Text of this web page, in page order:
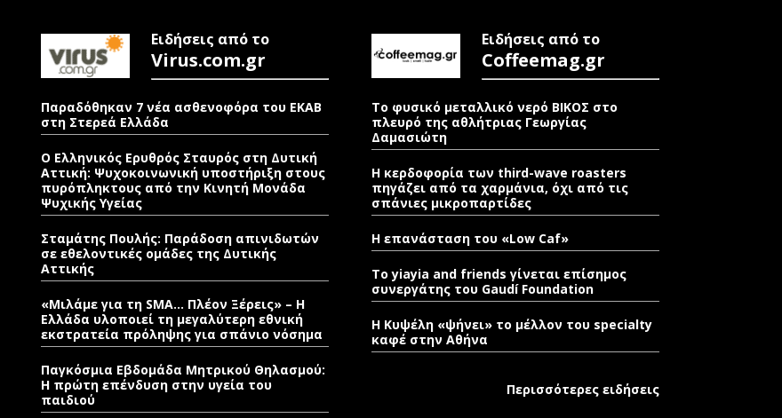
Ειδήσεις από το
Virus.com.gr
Παραδόθηκαν 7 νέα ασθενοφόρα του ΕΚΑΒ
στη Στερεά Ελλάδα
Ο Ελληνικός Ερυθρός Σταυρός στη Δυτική
Αττική: Ψυχοκοινωνική υποστήριξη στους
πυρόπληκτους από την Κινητή Μονάδα
Ψυχικής Υγείας
Σταμάτης Πουλής: Παράδοση απινιδωτών
σε εθελοντικές ομάδες της Δυτικής
Αττικής
«Μιλάμε για τη SMA… Πλέον Ξέρεις» – Η
Ελλάδα υλοποιεί τη μεγαλύτερη εθνική
εκστρατεία πρόληψης για σπάνιο νόσημα
Παγκόσμια Εβδομάδα Μητρικού Θηλασμού:
Η πρώτη επένδυση στην υγεία του
παιδιού
Ειδήσεις από το
Coffeemag.gr
Το φυσικό μεταλλικό νερό ΒΙΚΟΣ στο
πλευρό της αθλήτριας Γεωργίας
Δαμασιώτη
Η κερδοφορία των third-wave roasters
πηγάζει από τα χαρμάνια, όχι από τις
σπάνιες μικροπαρτίδες
Η επανάσταση του «Low Caf»
To yiayia and friends γίνεται επίσημος
συνεργάτης του Gaudí Foundation
Η Κυψέλη «ψήνει» το μέλλον του specialty
καφέ στην Αθήνα
Περισσότερες ειδήσεις